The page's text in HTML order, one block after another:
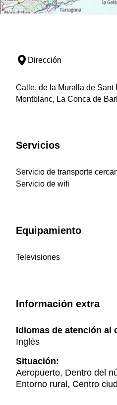
Dirección
Calle, de la Muralla de Sant
Montblanc, La Conca de
Servicios
Servicio de transporte
Servicio de wifi
Equipamiento
Televisiones
Información extra
Idiomas de atención al
Inglés
Situación:
Aeropuerto, Dentro del
Entorno rural, Centro